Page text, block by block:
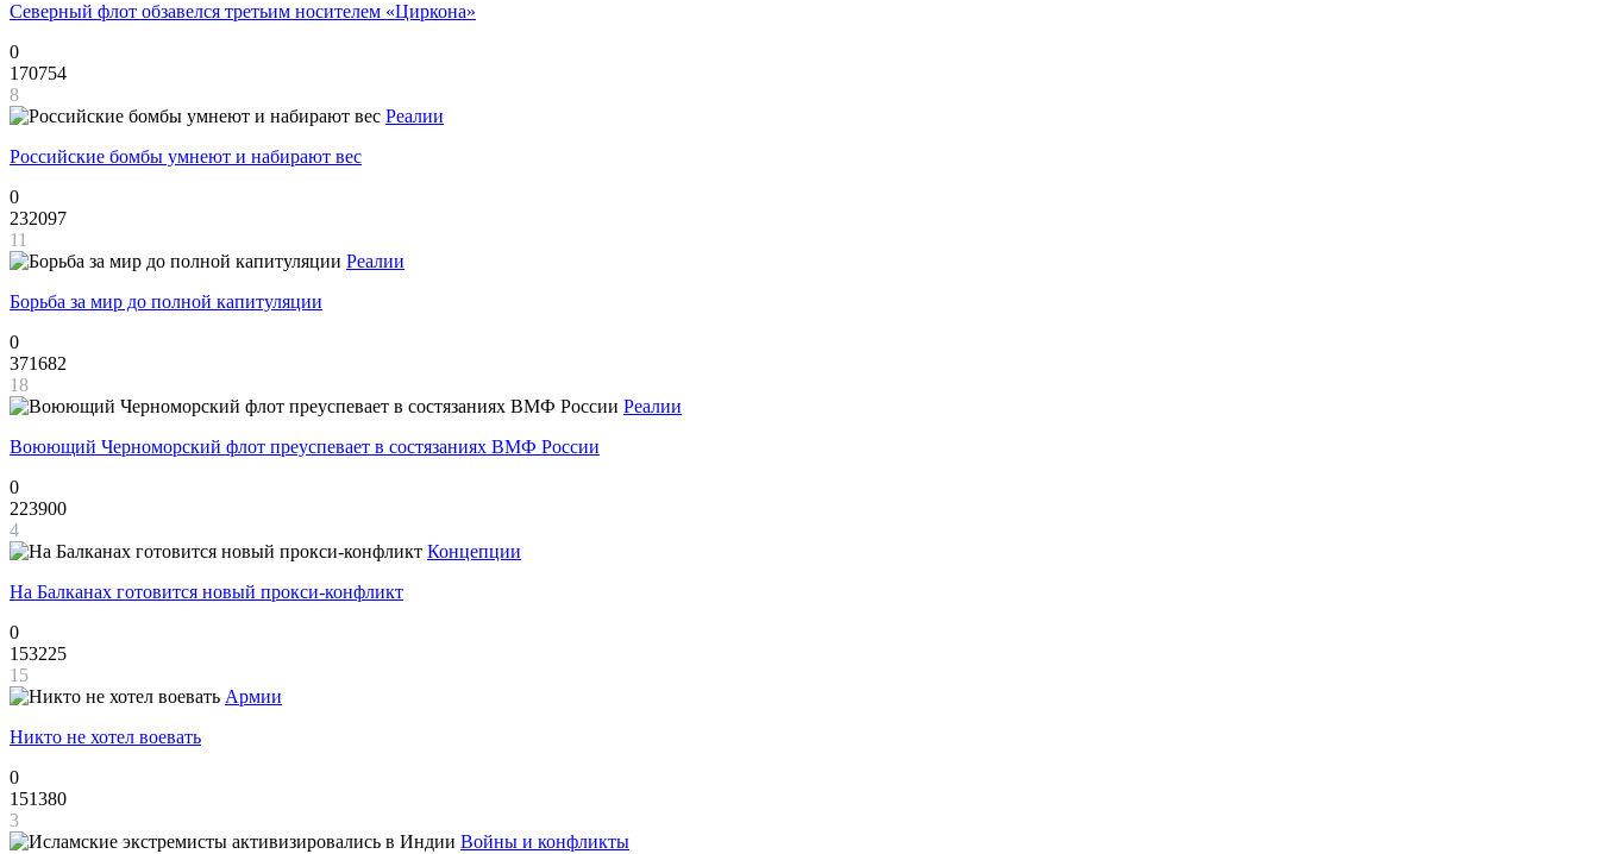
Северный флот обзавелся третьим носителем «Циркона»
0
170754
8
Реалии
Российские бомбы умнеют и набирают вес
0
232097
11
Реалии
Борьба за мир до полной капитуляции
0
371682
18
Реалии
Воюющий Черноморский флот преуспевает в состязаниях ВМФ России
0
223900
4
Концепции
На Балканах готовится новый прокси-конфликт
0
153225
15
Армии
Никто не хотел воевать
0
151380
3
Войны и конфликты